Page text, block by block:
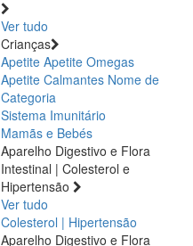
Ver tudo
Crianças
Apetite Apetite Omegas
Apetite Calmantes Nome de
Categoria
Sistema Imunitário
Mamãs e Bebés
Aparelho Digestivo e Flora
Intestinal | Colesterol e
Hipertensão
Ver tudo
Colesterol | Hipertensão
Aparelho Digestivo e Flora